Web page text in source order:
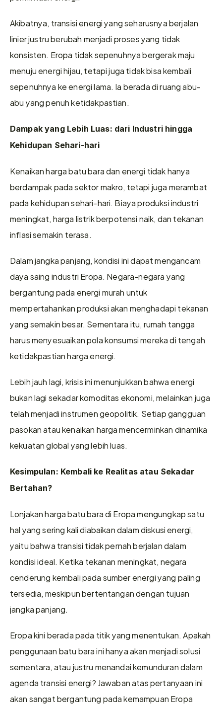
Akibatnya, transisi energi yang seharusnya berjalan
linier justru berubah menjadi proses yang tidak
konsisten. Eropa tidak sepenuhnya bergerak maju
menuju energi hijau, tetapi juga tidak bisa kembali
sepenuhnya ke energi lama. Ia berada di ruang abu-
abu yang penuh ketidakpastian.
Dampak yang Lebih Luas: dari Industri hingga
Kehidupan Sehari-hari
Kenaikan harga batu bara dan energi tidak hanya
berdampak pada sektor makro, tetapi juga merambat
pada kehidupan sehari-hari. Biaya produksi industri
meningkat, harga listrik berpotensi naik, dan tekanan
inflasi semakin terasa.
Dalam jangka panjang, kondisi ini dapat mengancam
daya saing industri Eropa. Negara-negara yang
bergantung pada energi murah untuk
mempertahankan produksi akan menghadapi tekanan
yang semakin besar. Sementara itu, rumah tangga
harus menyesuaikan pola konsumsi mereka di tengah
ketidakpastian harga energi.
Lebih jauh lagi, krisis ini menunjukkan bahwa energi
bukan lagi sekadar komoditas ekonomi, melainkan juga
telah menjadi instrumen geopolitik. Setiap gangguan
pasokan atau kenaikan harga mencerminkan dinamika
kekuatan global yang lebih luas.
Kesimpulan: Kembali ke Realitas atau Sekadar
Bertahan?
Lonjakan harga batu bara di Eropa mengungkap satu
hal yang sering kali diabaikan dalam diskusi energi,
yaitu bahwa transisi tidak pernah berjalan dalam
kondisi ideal. Ketika tekanan meningkat, negara
cenderung kembali pada sumber energi yang paling
tersedia, meskipun bertentangan dengan tujuan
jangka panjang.
Eropa kini berada pada titik yang menentukan. Apakah
penggunaan batu bara ini hanya akan menjadi solusi
sementara, atau justru menandai kemunduran dalam
agenda transisi energi? Jawaban atas pertanyaan ini
akan sangat bergantung pada kemampuan Eropa